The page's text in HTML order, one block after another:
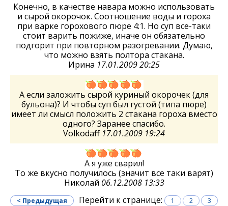
Конечно, в качестве навара можно использовать
и сырой окорочок. Соотношение воды и гороха
при варке горохового пюре 4:1. Но суп все-таки
стоит варить пожиже, иначе он обязательно
подгорит при повторном разогревании. Думаю,
что можно взять полтора стакана.
Ирина 17.01.2009 20:25
А если заложить сырой куриный окорочек (для
бульона)? И чтобы суп был густой (типа пюре)
имеет ли смысл положить 2 стакана гороха вместо
одного? Заранее спасибо.
Volkodaff 17.01.2009 19:24
А я уже сварил!
То же вкусно получилось (значит все таки варят)
Николай 06.12.2008 13:33
Перейти к странице:
< Предыдущая 1 2
3